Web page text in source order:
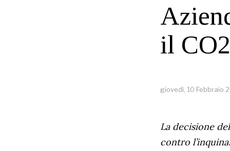
il
giovedì, 10 Febbraio
La decisione
contro